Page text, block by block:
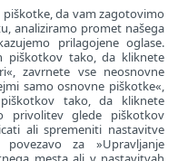
vse pravice pridržane |Politika
|
da vam zagotovimo
analiziramo promet našega
prilagojene oglase.
piškotkov tako, da kliknete
zavrnete vse neosnovne
samo osnovne piškotke«,
tako, da kliknete
privolitev glede piškotkov
ali spremeniti nastavitve
za »Upravljanje